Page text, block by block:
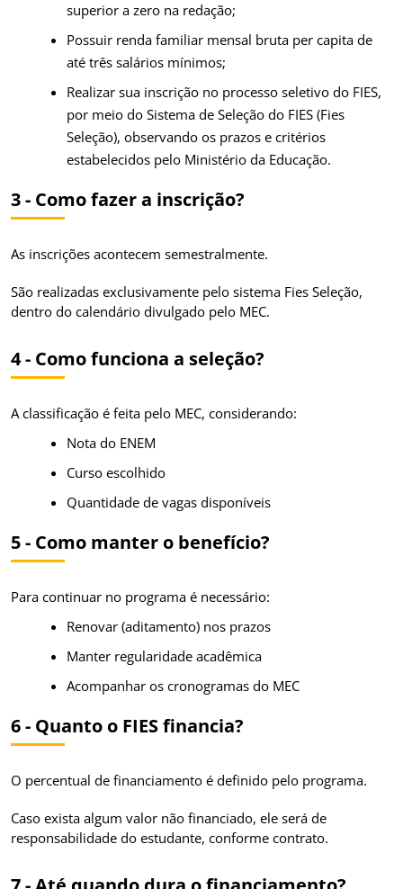
superior a zero na redação;
Possuir renda familiar mensal bruta per capita de
até três salários mínimos;
Realizar sua inscrição no processo seletivo do FIES,
por meio do Sistema de Seleção do FIES (Fies
Seleção), observando os prazos e critérios
estabelecidos pelo Ministério da Educação.
3 - Como fazer a inscrição?
As inscrições acontecem semestralmente.
São realizadas exclusivamente pelo sistema Fies Seleção,
dentro do calendário divulgado pelo MEC.
4 - Como funciona a seleção?
A classificação é feita pelo MEC, considerando:
Nota do ENEM
Curso escolhido
Quantidade de vagas disponíveis
5 - Como manter o benefício?
Para continuar no programa é necessário:
Renovar (aditamento) nos prazos
Manter regularidade acadêmica
Acompanhar os cronogramas do MEC
6 - Quanto o FIES financia?
O percentual de financiamento é definido pelo programa.
Caso exista algum valor não financiado, ele será de
responsabilidade do estudante, conforme contrato.